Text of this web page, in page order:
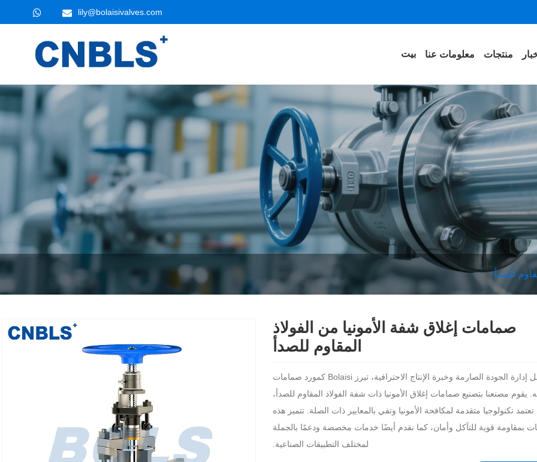
lily@bolaisivalves.com
بيت معلومات عنا منتجات
للصدأ
صمامات إغلاق شفة الأمونيا من الفولاذ
المقاوم للصدأ
بفضل إدارة الجودة الصارمة وخبرة الإنتاج الاحترافية، تبرز Bolaisi كمورد صمامات
يقوم مصنعنا بتصنيع صمامات إغلاق الأمونيا ذات شفة الفولاذ المقاوم للصدأ،
تعتمد تكنولوجيا متقدمة لمكافحة الأمونيا وتفي بالمعايير ذات الصلة. تتميز هذه
بمقاومة قوية للتآكل وأمان، كما نقدم أيضًا خدمات مخصصة ودعمًا بالجملة
لمختلف التطبيقات الصناعية.